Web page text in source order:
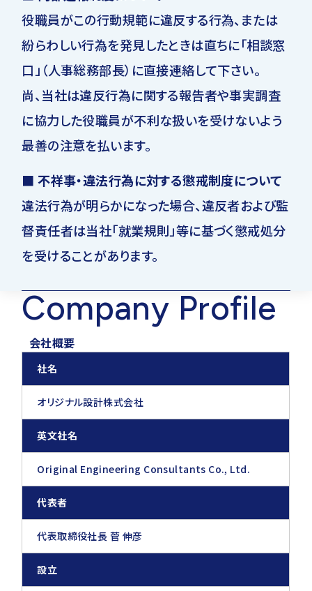
役職員がこの行動規範に違反する行為、または
紛らわしい行為を発見したときは直ちに「相談窓
口」（人事総務部長）に直接連絡して下さい。
尚、当社は違反行為に関する報告者や事実調査
に協力した役職員が不利な扱いを受けないよう
最善の注意を払います。
■ 不祥事・違法行為に対する懲戒制度について
違法行為が明らかになった場合、違反者および監
督責任者は当社「就業規則」等に基づく懲戒処分
を受けることがあります。
Company Profile
会社概要
社名
オリジナル設計株式会社
英文社名
Original Engineering Consultants Co., Ltd.
代表者
代表取締役社長 菅 伸彦
設立